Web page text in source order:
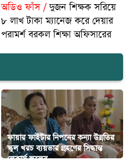
অডিও ফাঁস /দুজন শিক্ষক সরিয়ে
৮ লাখ টাকা ম্যানেজ করে দেয়ার
পরামর্শ বরকল শিক্ষা অফিসারের
ফায়ার ফাইটার নিপনের কন্যা উন্নতির
স্কুল খরচ ব্যয়ভার গ্রহণের সিদ্ধান্ত
লেকার্স স্কুলের